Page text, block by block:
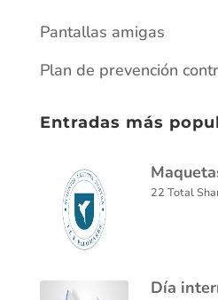
Pantallas amigas
Plan de prevención
Entradas más
22 Total
Día